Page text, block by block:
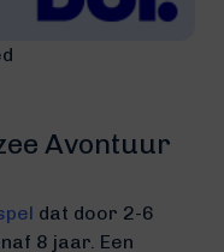
Avontuur
dat door 2-6
8 jaar. Een